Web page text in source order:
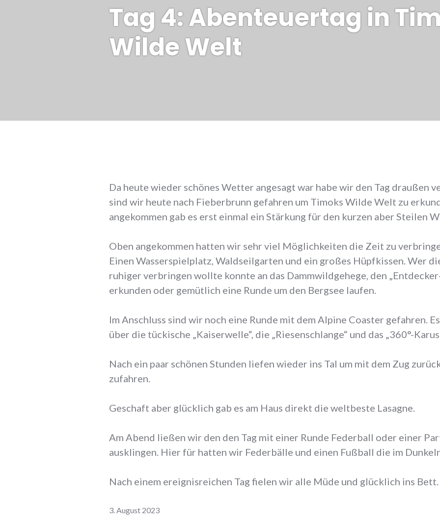
Tag 4: Abenteuertag in
Wilde Welt
Da heute wieder schönes Wetter angesagt war habe wir den Tag draußen
sind wir heute nach Fieberbrunn gefahren um Timoks Wilde Welt zu
angekommen gab es erst einmal ein Stärkung für den kurzen aber Steilen
Oben angekommen hatten wir sehr viel Möglichkeiten die Zeit zu
Einen Wasserspielplatz, Waldseilgarten und ein großes Hüpfkissen. Wer
ruhiger verbringen wollte konnte an das Dammwildgehege, den
erkunden oder gemütlich eine Runde um den Bergsee laufen.
Im Anschluss sind wir noch eine Runde mit dem Alpine Coaster gefahren.
über die tückische „Kaiserwelle“, die „Riesenschlange“ und das „360°-
Nach ein paar schönen Stunden liefen wieder ins Tal um mit dem Zug
zufahren.
Geschaft aber glücklich gab es am Haus direkt die weltbeste Lasagne.
Am Abend ließen wir den den Tag mit einer Runde Federball oder einer
ausklingen. Hier für hatten wir Federbälle und einen Fußball die im
Nach einem ereignisreichen Tag fielen wir alle Müde und glücklich ins Bett.
3. August 2023